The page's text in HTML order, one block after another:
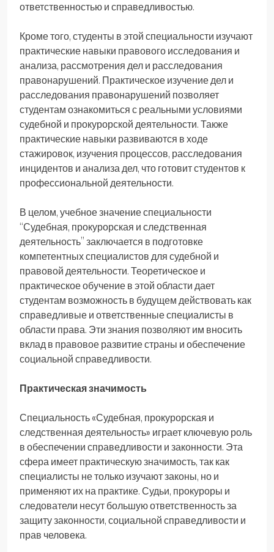
ответственностью и справедливостью.
Кроме того, студенты в этой специальности изучают
практические навыки правового исследования и
анализа, рассмотрения дел и расследования
правонарушений. Практическое изучение дел и
расследования правонарушений позволяет
студентам ознакомиться с реальными условиями
судебной и прокурорской деятельности. Также
практические навыки развиваются в ходе
стажировок, изучения процессов, расследования
инцидентов и анализа дел, что готовит студентов к
профессиональной деятельности.
В целом, учебное значение специальности
“Судебная, прокурорская и следственная
деятельность” заключается в подготовке
компетентных специалистов для судебной и
правовой деятельности. Теоретическое и
практическое обучение в этой области дает
студентам возможность в будущем действовать как
справедливые и ответственные специалисты в
области права. Эти знания позволяют им вносить
вклад в правовое развитие страны и обеспечение
социальной справедливости.
Практическая значимость
Специальность «Судебная, прокурорская и
следственная деятельность» играет ключевую роль
в обеспечении справедливости и законности. Эта
сфера имеет практическую значимость, так как
специалисты не только изучают законы, но и
применяют их на практике. Судьи, прокуроры и
следователи несут большую ответственность за
защиту законности, социальной справедливости и
прав человека.